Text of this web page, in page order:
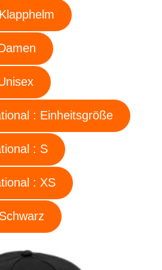
: Klapphelm
: Damen
: Unisex
Größe international : Einheitsgröße
Größe international : S
Größe international : XS
: Schwarz